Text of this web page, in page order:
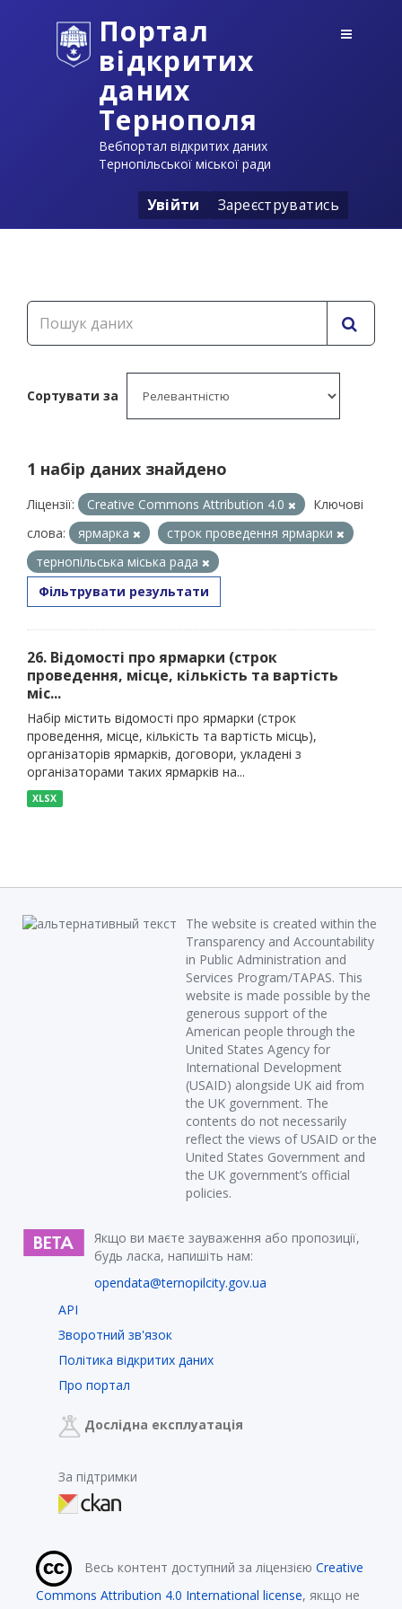
Портал
відкритих
даних
Тернополя
Вебпортал відкритих даних
Тернопільської міської ради
Увійти Зареєструватись
Сортувати за
1 набір даних знайдено
Ліцензії: Creative Commons Attribution 4.0
Ключові
слова:
ярмарка
строк проведення ярмарки
тернопільська міська рада
Фільтрувати результати
26. Відомості про ярмарки (строк
проведення, місце, кількість та вартість
міс...
Набір містить відомості про ярмарки (строк
проведення, місце, кількість та вартість місць),
організаторів ярмарків, договори, укладені з
організаторами таких ярмарків на...
XLSX
The website is created within the
Transparency and Accountability
in Public Administration and
Services Program/TAPAS. This
website is made possible by the
generous support of the
American people through the
United States Agency for
International Development
(USAID) alongside UK aid from
the UK government. The
contents do not necessarily
reflect the views of USAID or the
United States Government and
the UK government’s official
policies.
Якщо ви маєте зауваження або пропозиції,
будь ласка, напишіть нам:
opendata@ternopilcity.gov.ua
API
Зворотний зв'язок
Політика відкритих даних
Про портал
Дослідна експлуатація
За підтримки
Весь контент доступний за ліцензією Creative
Commons Attribution 4.0 International license, якщо не